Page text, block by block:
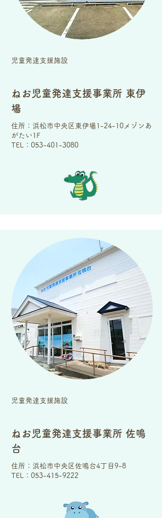
児童発達支援施設
​ ​ねお児童発達支援事業所 東伊
場
住所：浜松市中央区東伊場1-24-10メゾンあ
がたい1F
TEL：053-401-3080
児童発達支援施設
ねお児童発達支援事業所 佐鳴
台
住所：浜松市中央区佐鳴台4丁目9-8
TEL：053-415-9222